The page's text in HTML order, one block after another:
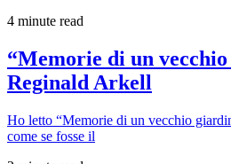
4 minute read
“Memorie di un
Reginald Arkell
Ho letto “Memorie di un vecchio
come se fosse il